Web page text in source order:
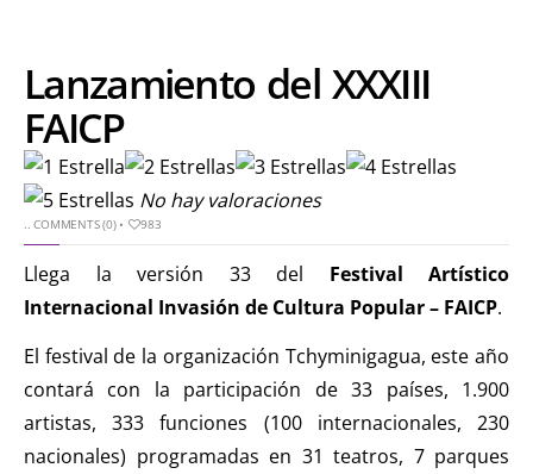
Lanzamiento del XXXIII
FAICP
No hay valoraciones
..COMMENTS (0)• 983
Llega la versión 33 del Festival Artístico
Internacional Invasión de Cultura Popular – FAICP.
El festival de la organización Tchyminigagua, este año
contará con la participación de 33 países, 1.900
artistas, 333 funciones (100 internacionales, 230
nacionales) programadas en 31 teatros, 7 parques